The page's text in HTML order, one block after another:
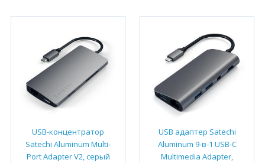
USB-концентратор
Satechi Aluminum Multi-
Port Adapter V2, серый
USB адаптер Satechi
Aluminum 9-в-1 USB-C
Multimedia Adapter,